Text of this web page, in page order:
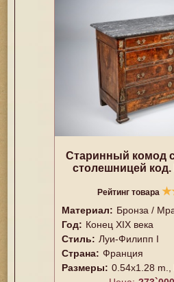
Старинный комод
столешницей код.
Рейтинг товара ★
Материал: Бронза /
Год: Конец XIX века
Стиль: Луи-Филипп I
Страна: Франция
Размеры: 0.54x1.28 m.,